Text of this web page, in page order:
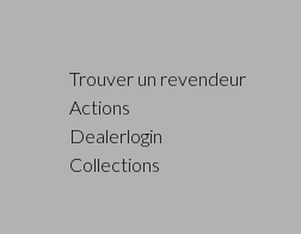
Trouver un revendeur
Actions
Dealerlogin
Collections